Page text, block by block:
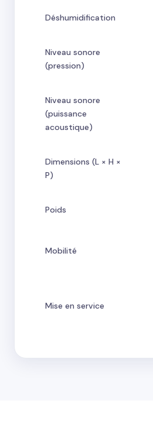
Déshumidification
Niveau sonore
(pression)
Niveau sonore
(puissance
acoustique)
Dimensions (L × H ×
P)
Poids
Mobilité
Mise en service